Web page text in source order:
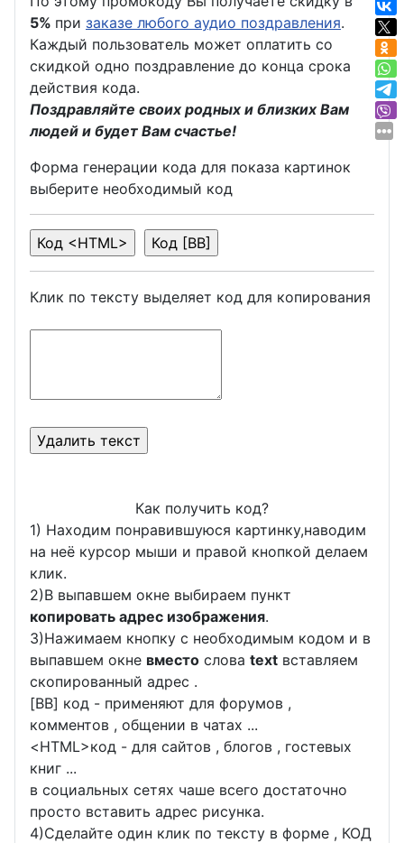
5% при заказе любого аудио поздравления.
Каждый пользователь может оплатить со
скидкой одно поздравление до конца срока
действия кода.
Поздравляйте своих родных и близких Вам
людей и будет Вам счастье!
Форма генерации кода для показа картинок
выберите необходимый код
Клик по тексту выделяет код для копирования
Как получить код?
1) Находим понравившуюся картинку,наводим
на неё курсор мыши и правой кнопкой делаем
клик.
2)В выпавшем окне выбираем пункт
копировать адрес изображения.
3)Нажимаем кнопку с необходимым кодом и в
выпавшем окне вместо слова text вставляем
скопированный адрес .
[BB] код - применяют для форумов ,
комментов , общении в чатах ...
<HTML>код - для сайтов , блогов , гостевых
книг ...
в социальных сетях чаше всего достаточно
просто вставить адрес рисунка.
4)Сделайте один клик по тексту в форме , КОД